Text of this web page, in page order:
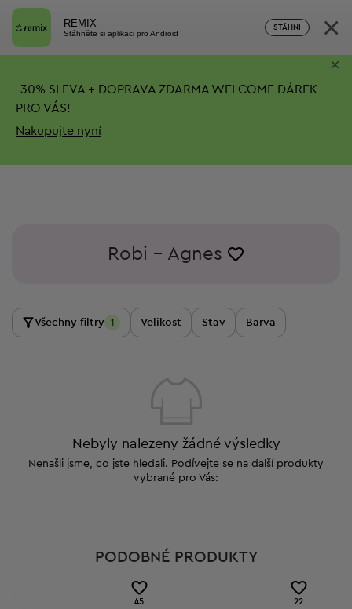
REMIX
Stáhněte si aplikaci pro Android
STÁHNI ×
-30% SLEVA + DOPRAVA ZDARMA WELCOME DÁREK
PRO VÁS!
Nakupujte nyní
×
Robi - Agnes
Všechny filtry 1 Velikost Stav Barva
Nebyly nalezeny žádné výsledky
Nenašli jsme, co jste hledali. Podívejte se na další produkty
vybrané pro Vás:
PODOBNÉ PRODUKTY
45 22